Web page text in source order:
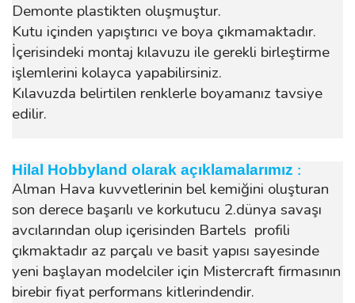
Demonte plastikten oluşmuştur.
Kutu içinden yapıştırıcı ve boya çıkmamaktadır.
İçerisindeki montaj kılavuzu ile gerekli birleştirme
işlemlerini kolayca yapabilirsiniz.
Kılavuzda belirtilen renklerle boyamanız tavsiye
edilir.
Hilal Hobbyland olarak açıklamalarımız :
Alman Hava kuvvetlerinin bel kemiğini oluşturan
son derece başarılı ve korkutucu 2.dünya savaşı
avcılarından olup içerisinden Bartels profili
çıkmaktadır az parçalı ve basit yapısı sayesinde
yeni başlayan modelciler için Mistercraft firmasının
birebir fiyat performans kitlerindendir.